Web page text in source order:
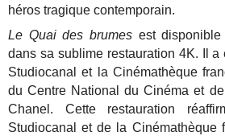
héros tragique contemporain.
Le Quai des brumes est
dans sa sublime restauration 4K. Il a
Studiocanal et la Cinémathèque
du Centre National du Cinéma et
Chanel. Cette restauration
Studiocanal et de la Cinémathèque